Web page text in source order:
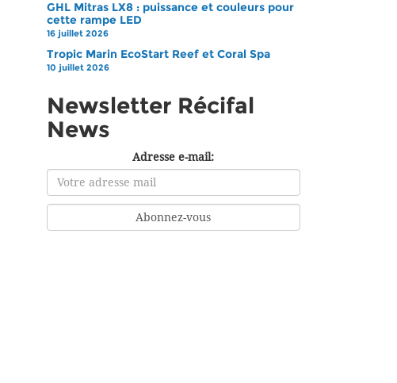
GHL Mitras LX8 : puissance et couleurs pour
cette rampe LED
16 juillet 2026
Tropic Marin EcoStart Reef et Coral Spa
10 juillet 2026
Newsletter Récifal
News
Adresse e-mail: